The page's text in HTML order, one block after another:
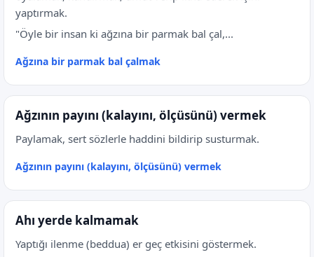
yaptırmak.
"Öyle bir insan ki ağzına bir parmak bal çal,...
Ağzına bir parmak bal çalmak
Ağzının payını (kalayını, ölçüsünü) vermek
Paylamak, sert sözlerle haddini bildirip susturmak.
Ağzının payını (kalayını, ölçüsünü) vermek
Ahı yerde kalmamak
Yaptığı ilenme (beddua) er geç etkisini göstermek.